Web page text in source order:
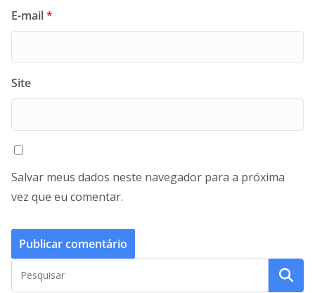
E-mail*
Site
Salvar meus dados neste navegador para a próxima
vez que eu comentar.